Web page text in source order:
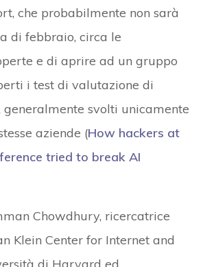
che probabilmente non sarà
di febbraio, circa le
e di aprire ad un gruppo
i test di valutazione di
generalmente svolti unicamente
aziende (How hackers at
tried to break AI
Chowdhury, ricercatrice
Klein Center for Internet and